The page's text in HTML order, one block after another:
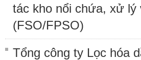
tác kho nổi chứa, xử lý
(FSO/FPSO)
Tổng công ty Lọc hóa